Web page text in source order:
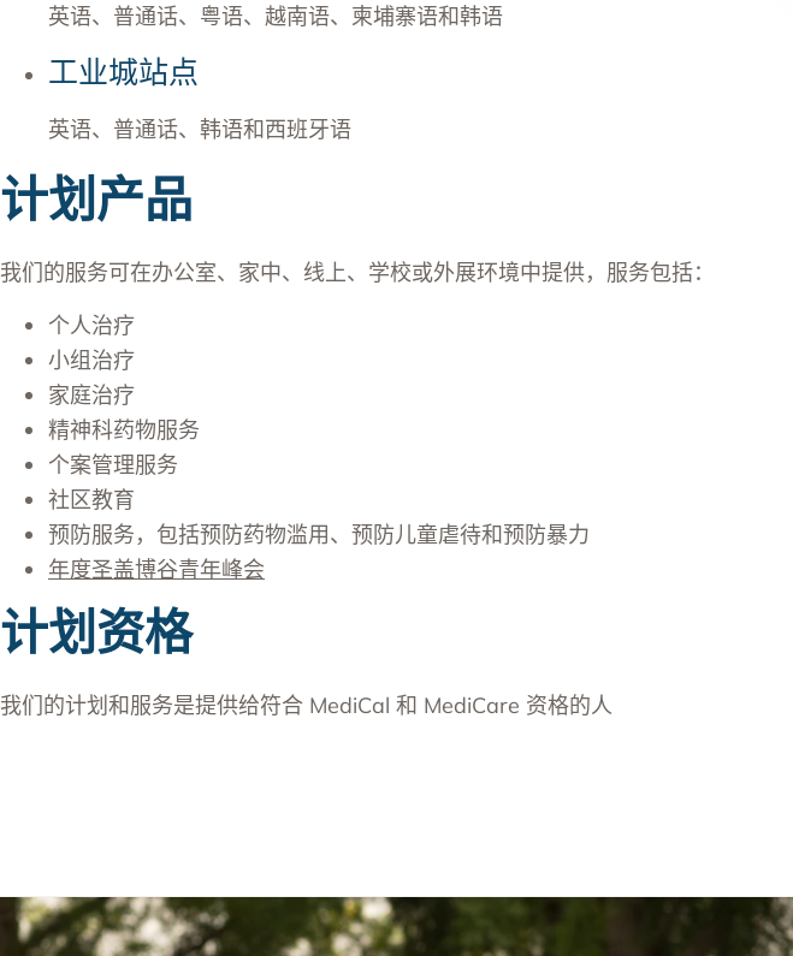
英语、普通话、粤语、越南语、柬埔寨语和韩语
工业城站点
英语、普通话、韩语和西班牙语
计划产品
我们的服务可在办公室、家中、线上、学校或外展环境中提供，服务包括：
个人治疗
小组治疗
家庭治疗
精神科药物服务
个案管理服务
社区教育
预防服务，包括预防药物滥用、预防儿童虐待和预防暴力
年度圣盖博谷青年峰会
计划资格
我们的计划和服务是提供给符合 MediCal 和 MediCare 资格的人